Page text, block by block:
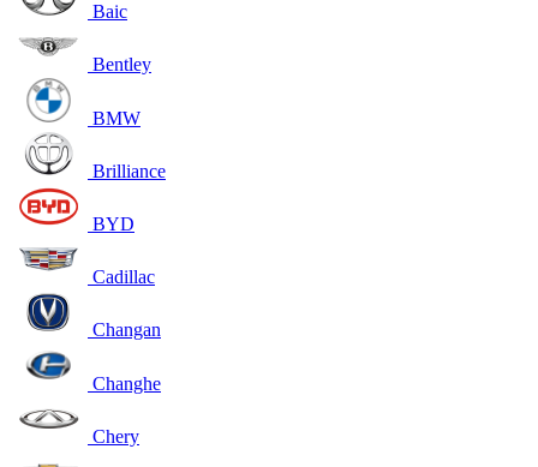
Baic
Bentley
BMW
Brilliance
BYD
Cadillac
Changan
Changhe
Chery